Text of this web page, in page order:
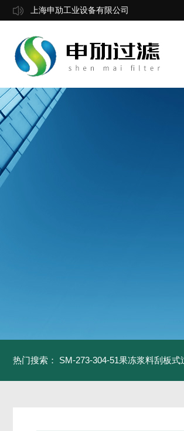
上海申劢工业设备有限公司
热门搜索： SM-273-304-51果冻浆料刮板式